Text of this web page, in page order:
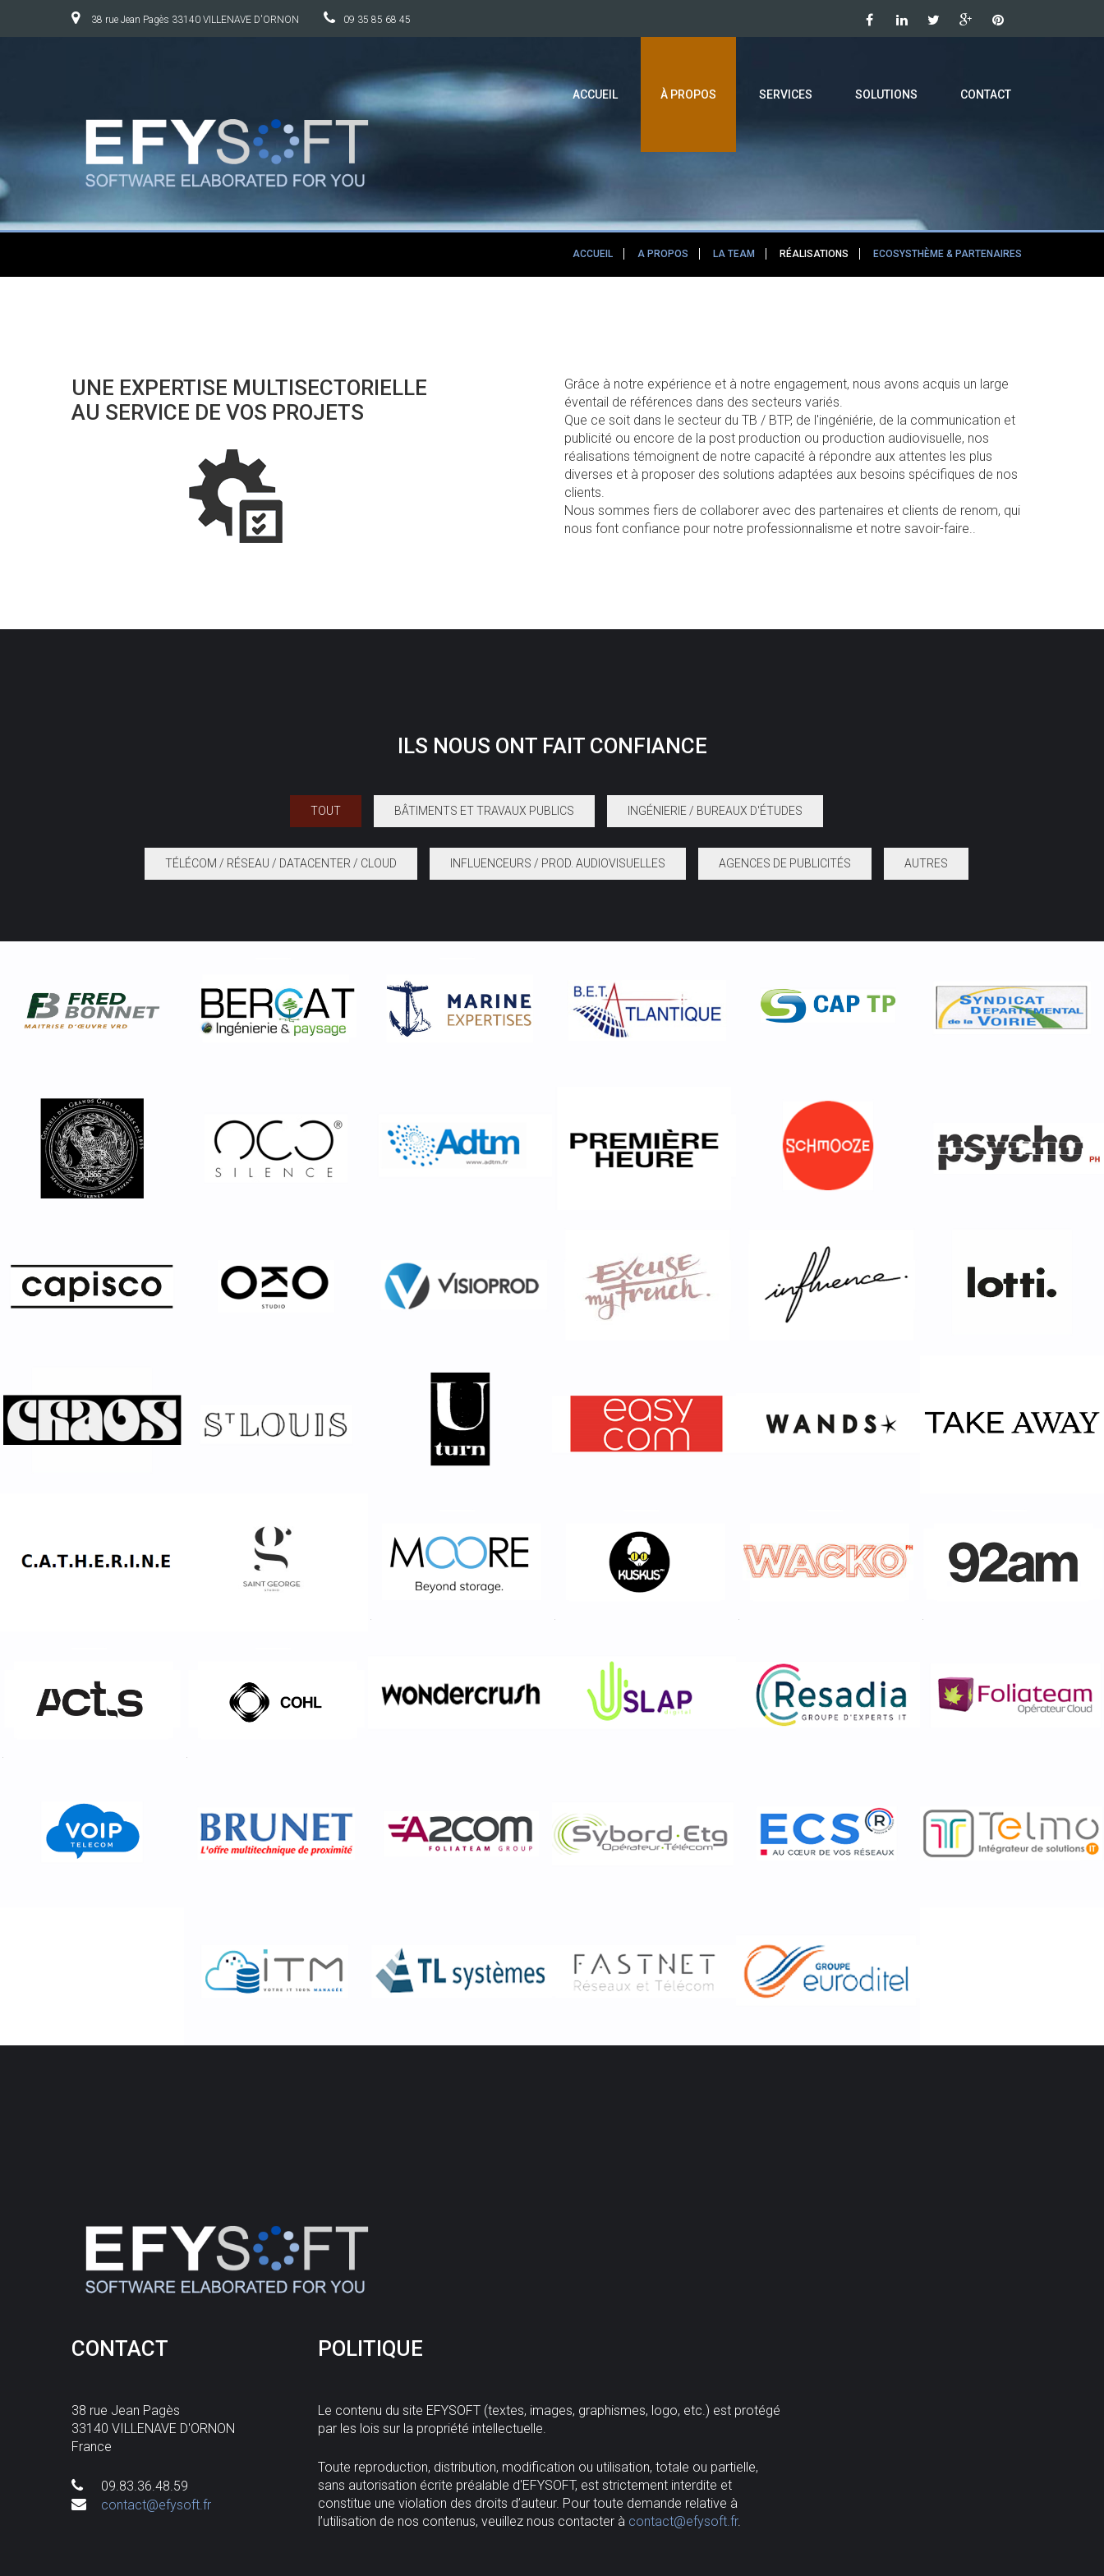
38 rue Jean Pagès 33140 VILLENAVE D'ORNON 09 35 85 68 45
ACCUEIL À PROPOS SERVICES SOLUTIONS CONTACT
ACCUEIL A PROPOS LA TEAM RÉALISATIONS ECOSYSTHÈME & PARTENAIRES
UNE EXPERTISE MULTISECTORIELLE
AU SERVICE DE VOS PROJETS
Grâce à notre expérience et à notre engagement, nous avons acquis un large
éventail de références dans des secteurs variés.
Que ce soit dans le secteur du TB / BTP, de l'ingéniérie, de la communication et
publicité ou encore de la post production ou production audiovisuelle, nos
réalisations témoignent de notre capacité à répondre aux attentes les plus
diverses et à proposer des solutions adaptées aux besoins spécifiques de nos
clients.
Nous sommes fiers de collaborer avec des partenaires et clients de renom, qui
nous font confiance pour notre professionnalisme et notre savoir-faire..
ILS NOUS ONT FAIT CONFIANCE
TOUT BÂTIMENTS ET TRAVAUX PUBLICS INGÉNIERIE / BUREAUX D'ÉTUDES
TÉLÉCOM / RÉSEAU / DATACENTER / CLOUD INFLUENCEURS / PROD. AUDIOVISUELLES AGENCES DE PUBLICITÉS AUTRES
CONTACT
38 rue Jean Pagès
33140 VILLENAVE D'ORNON
France
09.83.36.48.59
contact@efysoft.fr
POLITIQUE
Le contenu du site EFYSOFT (textes, images, graphismes, logo, etc.) est protégé
par les lois sur la propriété intellectuelle.
Toute reproduction, distribution, modification ou utilisation, totale ou partielle,
sans autorisation écrite préalable d'EFYSOFT, est strictement interdite et
constitue une violation des droits d’auteur. Pour toute demande relative à
l’utilisation de nos contenus, veuillez nous contacter à contact@efysoft.fr.